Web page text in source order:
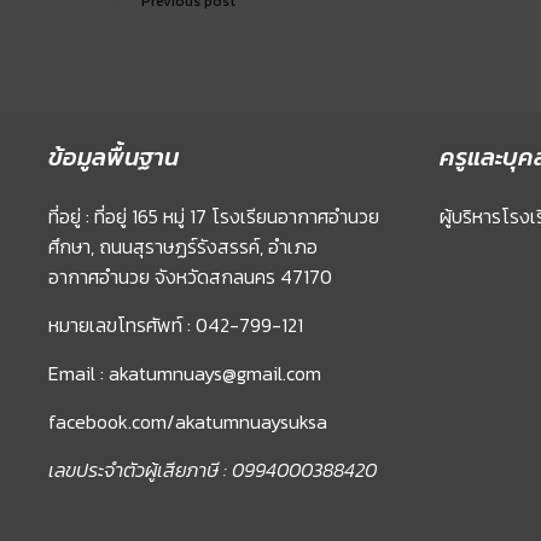
ข้อมูลพื้นฐาน
ที่อยู่ : ที่อยู่ 165 หมู่ 17 โรงเรียนอากาศอำนวย
ศึกษา, ถนนสุราษฏร์รังสรรค์, อำเภอ
อากาศอำนวย จังหวัดสกลนคร 47170
หมายเลขโทรศัพท์ : 042-799-121
Email : akatumnuays@gmail.com
facebook.com/akatumnuaysuksa
เลขประจำตัวผู้เสียภาษี : 0994000388420
ครูและบุค
ผู้บริหารโรง